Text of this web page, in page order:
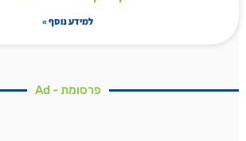
למידע נוסף »
פרסומת - Ad